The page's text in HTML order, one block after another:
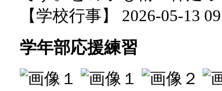
【学校行事】 2026-05-13
学年部応援練習